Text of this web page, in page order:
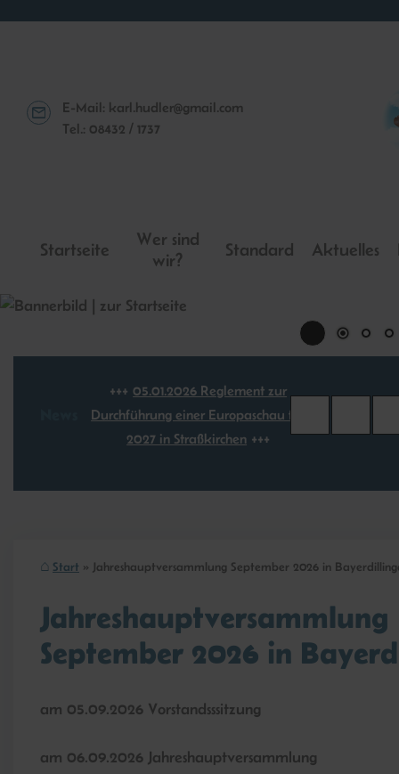
E-Mail: karl.hudler@gmail.com
Tel.: 08432 / 1737
Startseite
Wer sind
wir?
Standard Aktuelles
05.​01.​2026 Reglement zur
Durchführung einer Europaschau für
2027 in Straßkirchen
Start Jahreshauptversammlung September 2026 in
Jahreshauptversammlung
September 2026 in
am 05.09.2026 Vorstandsssitzung
am 06.09.2026 Jahreshauptversammlung